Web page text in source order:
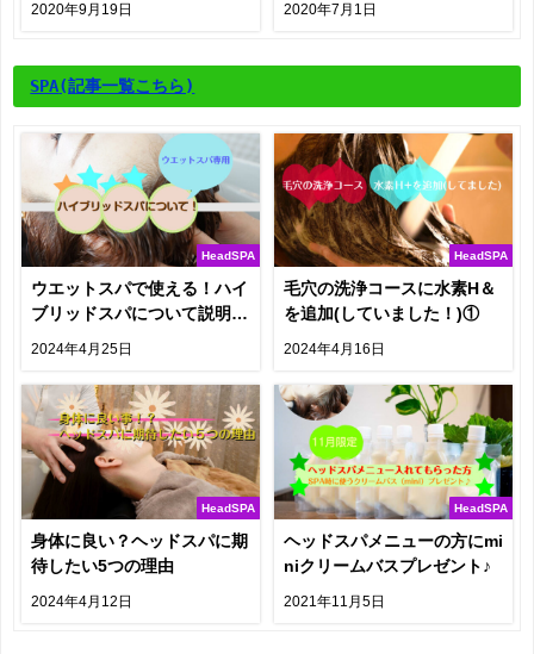
2020年9月19日 2020年7月1日
SPA(記事一覧こちら)
HeadSPA
ウエットスパで使える！ハイ
ブリッドスパについて説明し
てきます
2024年4月25日
HeadSPA
毛穴の洗浄コースに水素H＆
を追加(していました！)①
2024年4月16日
HeadSPA
身体に良い？ヘッドスパに期
待したい5つの理由
2024年4月12日
HeadSPA
ヘッドスパメニューの方にmi
niクリームバスプレゼント♪
2021年11月5日